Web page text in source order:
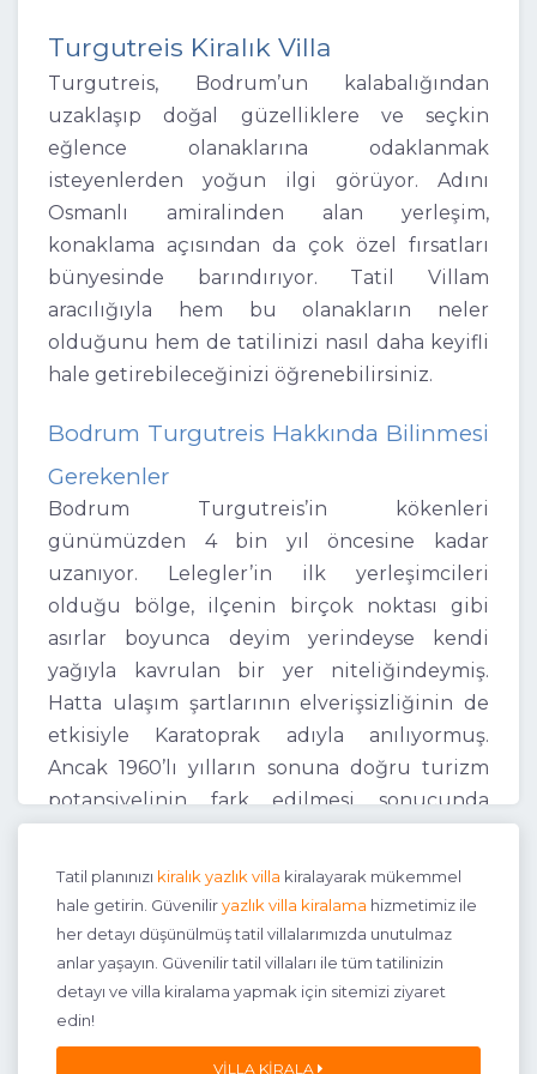
Turgutreis Kiralık Villa
Turgutreis, Bodrum’un kalabalığından
uzaklaşıp doğal güzelliklere ve seçkin
eğlence olanaklarına odaklanmak
isteyenlerden yoğun ilgi görüyor. Adını
Osmanlı amiralinden alan yerleşim,
konaklama açısından da çok özel fırsatları
bünyesinde barındırıyor. Tatil Villam
aracılığıyla hem bu olanakların neler
olduğunu hem de tatilinizi nasıl daha keyifli
hale getirebileceğinizi öğrenebilirsiniz.
Bodrum Turgutreis Hakkında Bilinmesi
Gerekenler
Bodrum Turgutreis’in kökenleri
günümüzden 4 bin yıl öncesine kadar
uzanıyor. Lelegler’in ilk yerleşimcileri
olduğu bölge, ilçenin birçok noktası gibi
asırlar boyunca deyim yerindeyse kendi
yağıyla kavrulan bir yer niteliğindeymiş.
Hatta ulaşım şartlarının elverişsizliğinin de
etkisiyle Karatoprak adıyla anılıyormuş.
Ancak 1960’lı yılların sonuna doğru turizm
potansiyelinin fark edilmesi sonucunda
başlamış. 1968’de belde statüsüne
yükseltilen Turgutreis’e, günümüzdeki adı
1972 yılında verilmiş.
Turgutreis’te günümüzde farklı anlayışlara
uygun tatil deneyimleri yaşanabiliyor.
Örneğin; su sporlarına ilgi duyuyorsanız,
Tatil planınızı kiralık yazlık villa kiralayarak mükemmel
hale getirin. Güveniliryazlık villa kiralama hizmetimiz ile
her detayı düşünülmüş tatil villalarımızda unutulmaz
anlar yaşayın. Güvenilir tatil villaları ile tüm tatilinizin
detayı ve villa kiralama yapmak için sitemizi ziyaret
edin!
VILLA KIRALA